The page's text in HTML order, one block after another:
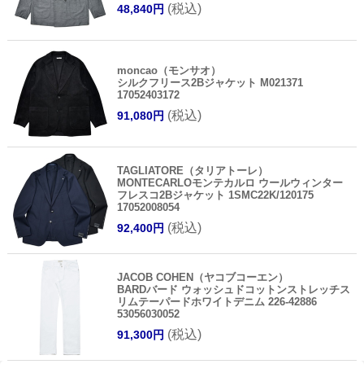
48,840円 (税込)
moncao（モンサオ）
シルクフリース2Bジャケット M021371
17052403172
91,080円 (税込)
TAGLIATORE（タリアトーレ）
MONTECARLOモンテカルロ ウールウィンター
フレスコ2Bジャケット 1SMC22K/120175
17052008054
92,400円 (税込)
JACOB COHEN（ヤコブコーエン）
BARDバード ウォッシュドコットンストレッチス
リムテーパードホワイトデニム 226-42886
53056030052
91,300円 (税込)